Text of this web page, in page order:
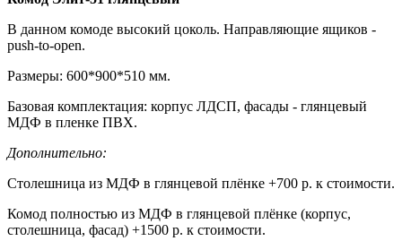
В данном комоде высокий цоколь. Направляющие ящиков -
push-to-open.
Размеры: 600*900*510 мм.
Базовая комплектация: корпус ЛДСП, фасады - глянцевый
МДФ в пленке ПВХ.
Дополнительно:
Столешница из МДФ в глянцевой плёнке +700 р. к стоимости.
Комод полностью из МДФ в глянцевой плёнке (корпус,
столешница, фасад) +1500 р. к стоимости.